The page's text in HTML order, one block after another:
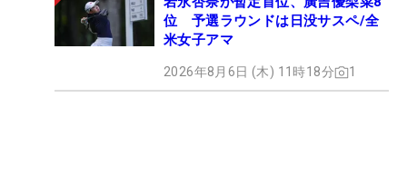
位 予選ラウンドは日没サスペ/全
米女子アマ
2026年8月6日 (木) 11時18分 1